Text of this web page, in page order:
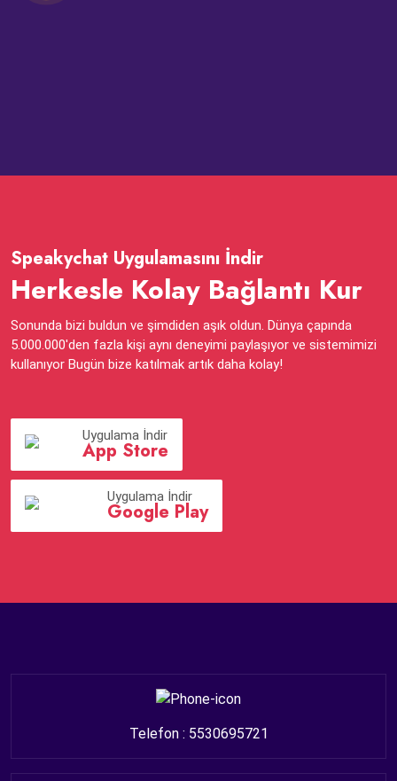
Speakychat Uygulamasını İndir
Herkesle Kolay Bağlantı Kur
Sonunda bizi buldun ve şimdiden aşık oldun. Dünya çapında
5.000.000'den fazla kişi aynı deneyimi paylaşıyor ve sistemimizi
kullanıyor Bugün bize katılmak artık daha kolay!
Uygulama İndir
App Store
Uygulama İndir
Google Play
Telefon : 5530695721